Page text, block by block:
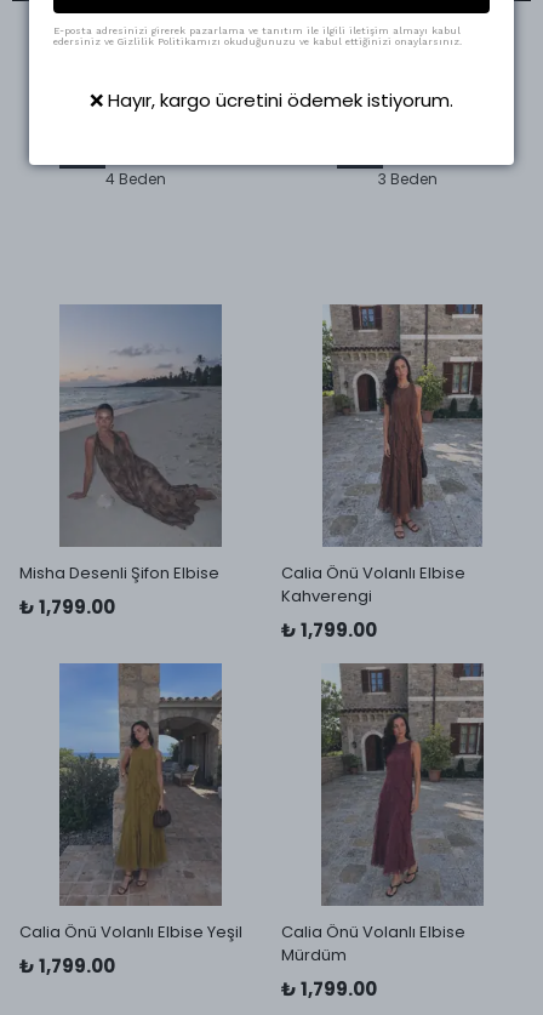
Düğmeli Kaşe Kaban
4 Beden
Léa Gömlek Elbise Sarı
3 Beden
Misha Desenli Şifon Elbise
₺ 1,799.00
Calia Önü Volanlı Elbise
Kahverengi
₺ 1,799.00
Calia Önü Volanlı Elbise Yeşil
₺ 1,799.00
Calia Önü Volanlı Elbise
Mürdüm
₺ 1,799.00
E-posta adresinizi girerek pazarlama ve tanıtım ile ilgili iletişim almayı kabul
edersiniz ve Gizlilik Politikamızı okuduğunuzu ve kabul ettiğinizi onaylarsınız.
❌ Hayır, kargo ücretini ödemek istiyorum.